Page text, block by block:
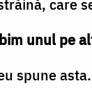
care
unul pe
spune